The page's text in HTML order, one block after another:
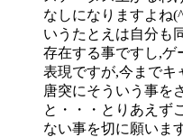
なしになりますよね
いうたとえは自分も
存在する事ですし,ゲ
表現ですが,今までキ
唐突にそういう事を
と・・・とりあえず
ない事を切に願いま